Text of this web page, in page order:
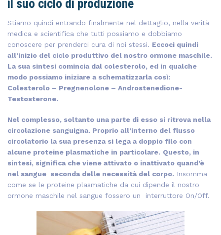
il suo ciclo di produzione
Stiamo quindi entrando finalmente nel dettaglio, nella verità
medica e scientifica che tutti possiamo e dobbiamo
conoscere per prenderci cura di noi stessi. Eccoci quindi
all’inizio del ciclo produttivo del nostro ormone maschile.
La sua sintesi comincia dal colesterolo, ed in qualche
modo possiamo iniziare a schematizzarla così:
Colesterolo – Pregnenolone – Androstenedione-
Testosterone.
Nel complesso, soltanto una parte di esso si ritrova nella
circolazione sanguigna. Proprio all’interno del flusso
circolatorio la sua presenza si lega a doppio filo con
alcune proteine plasmatiche in particolare. Questo, in
sintesi, significa che viene attivato o inattivato quand’è
nel sangue seconda delle necessità del corpo. Insomma
come se le proteine plasmatiche da cui dipende il nostro
ormone maschile nel sangue fossero un interruttore On/Off.